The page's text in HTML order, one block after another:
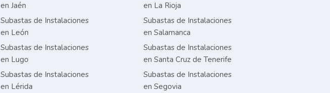
en Jaén
Subastas de Instalaciones
en León
Subastas de Instalaciones
en Lugo
Subastas de Instalaciones
en Lérida
en La Rioja
Subastas de Instalaciones
en Salamanca
Subastas de Instalaciones
en Santa Cruz de Tenerife
Subastas de Instalaciones
en Segovia